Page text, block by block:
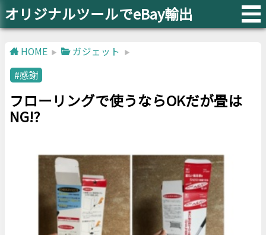
オリジナルツールでeBay輸出
HOME
ガジェット
感謝
フローリングで使うならOKだが畳は
NG!?